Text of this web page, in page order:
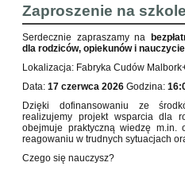
Zaproszenie na
Serdecznie zapraszamy na
dla rodziców, opiekunów i
Lokalizacja: Fabryka Cudów
Data:17 czerwca 2026 Godzina:
Dzięki dofinansowaniu ze
realizujemy projekt wsparcia dla
obejmuje praktyczną wiedzę m.in.
reagowaniu w trudnych sytuacjach
Czego się nauczysz?